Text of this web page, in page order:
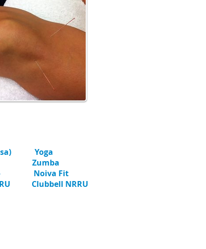
Yoga
Zumba
Noiva Fit
Clubbell NRRU